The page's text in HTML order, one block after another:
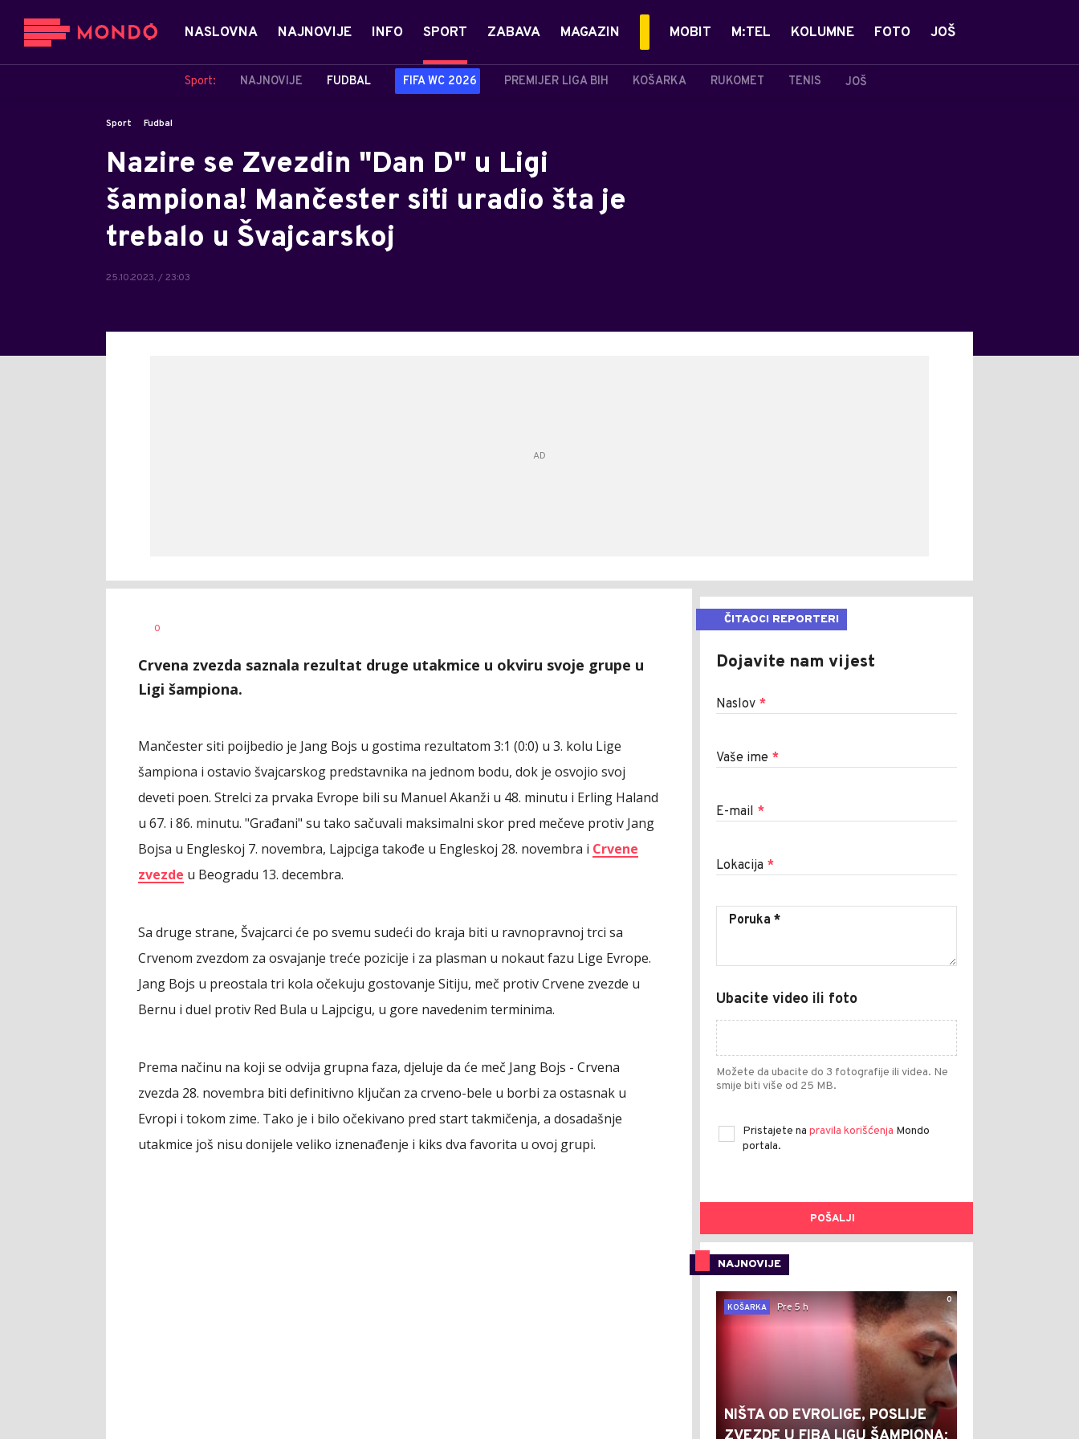
NASLOVNA NAJNOVIJE INFO SPORT
Sport: NAJNOVIJE FUDBAL FIFA WC 2026 PREMIJER LIGA BIH KOŠARKA RUKOMET TENIS JOŠ
ZABAVA MAGAZIN MOBIT M:TEL KOLUMNE FOTO JOŠ
Sport Fudbal
Nazire se Zvezdin "Dan D" u Ligi
šampiona! Mančester siti uradio šta je
trebalo u Švajcarskoj
25.10.2023. / 23:03
AUTOR
0
Crvena zvezda saznala rezultat druge utakmice u okviru svoje grupe u
Ligi šampiona.
Mančester siti poijbedio je Jang Bojs u gostima rezultatom 3:1 (0:0) u 3. kolu Lige
šampiona i ostavio švajcarskog predstavnika na jednom bodu, dok je osvojio svoj
deveti poen. Strelci za prvaka Evrope bili su Manuel Akanži u 48. minutu i Erling Haland
u 67. i 86. minutu. "Građani" su tako sačuvali maksimalni skor pred mečeve protiv Jang
Bojsa u Engleskoj 7. novembra, Lajpciga takođe u Engleskoj 28. novembra i Crvene
zvezde u Beogradu 13. decembra.
Sa druge strane, Švajcarci će po svemu sudeći do kraja biti u ravnopravnoj trci sa
Crvenom zvezdom za osvajanje treće pozicije i za plasman u nokaut fazu Lige Evrope.
Jang Bojs u preostala tri kola očekuju gostovanje Sitiju, meč protiv Crvene zvezde u
Bernu i duel protiv Red Bula u Lajpcigu, u gore navedenim terminima.
Prema načinu na koji se odvija grupna faza, djeluje da će meč Jang Bojs - Crvena
zvezda 28. novembra biti definitivno ključan za crveno-bele u borbi za ostasnak u
Evropi i tokom zime. Tako je i bilo očekivano pred start takmičenja, a dosadašnje
utakmice još nisu donijele veliko iznenađenje i kiks dva favorita u ovoj grupi.
ČITAOCI REPORTERI
Dojavite nam vijest
Naslov *
Vaše ime *
E-mail *
Lokacija *
Ubacite video ili foto
Možete da ubacite do 3 fotografije ili videa. Ne
smije biti više od 25 MB.
Pristajete na pravila korišćenja Mondo
portala.
POŠALJI
NAJNOVIJE
0
KOŠARKA
Pre 5 h
NIŠTA OD EVROLIGE, POSLIJE